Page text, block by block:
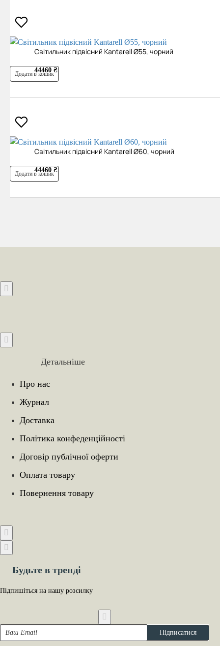
Світильник підвісний Kantarell Ø55, чорний
44460 ₴
Додати в кошик
Світильник підвісний Kantarell Ø60, чорний
44460 ₴
Додати в кошик
Детальніше
Про нас
Журнал
Доставка
Політика конфеденційності
Договір публічної оферти
Оплата товару
Повернення товару
Будьте в тренді
Підпишіться на нашу розсилку
Підписатися